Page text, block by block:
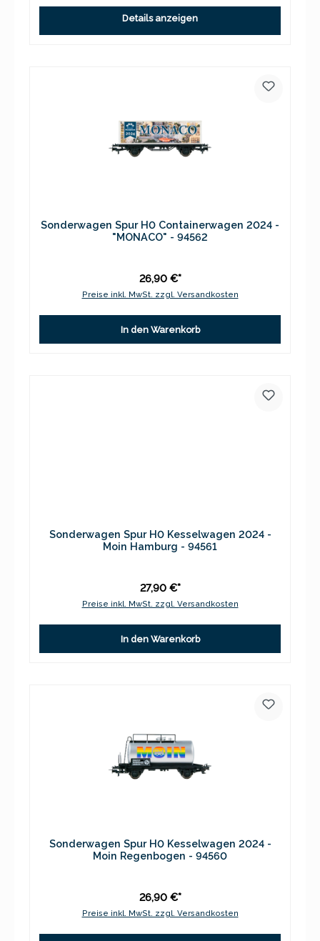
Details anzeigen
Sonderwagen Spur H0 Containerwagen 2024 -
"MONACO" - 94562
26,90 €*
Preise inkl. MwSt. zzgl. Versandkosten
In den Warenkorb
Sonderwagen Spur H0 Kesselwagen 2024 -
Moin Hamburg - 94561
27,90 €*
Preise inkl. MwSt. zzgl. Versandkosten
In den Warenkorb
Sonderwagen Spur H0 Kesselwagen 2024 -
Moin Regenbogen - 94560
26,90 €*
Preise inkl. MwSt. zzgl. Versandkosten